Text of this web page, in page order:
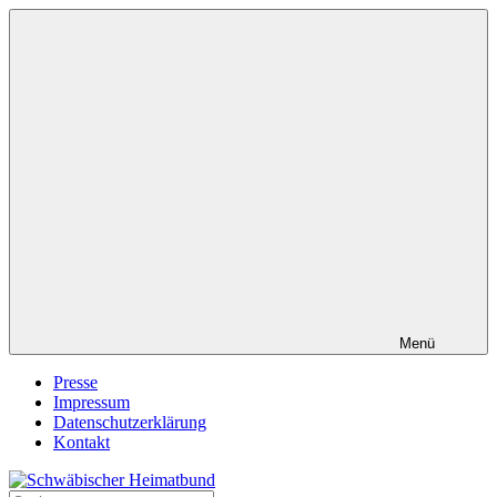
Zum
Menü
Presse
Impressum
Datenschutzerklärung
Kontakt